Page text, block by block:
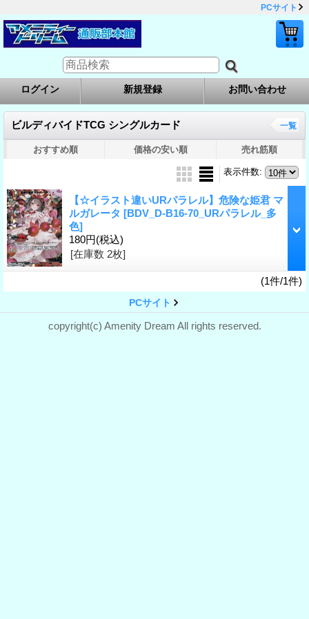
PCサイト
ログイン 新規登録 お問い合わせ
ビルディバイドTCG シングルカード 一覧
おすすめ順 価格の安い順 売れ筋順
表示件数:
【☆イラスト違いURパラレル】危険な姫君 マ
ルガレータ [BDV_D-B16-70_URパラレル_多
色]
180円(税込)
[在庫数 2枚]
(1件/1件)
PCサイト
copyright(c) Amenity Dream All rights reserved.